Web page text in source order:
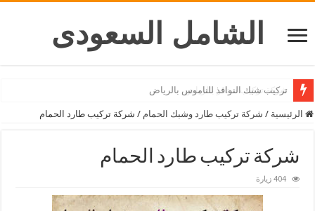
الشامل السعودى
شركة تركيب ستائر بالرياض
الرئيسية / شركة تركيب طارد وشبك الحمام / شركة تركيب طارد الحمام
شركة تركيب طارد الحمام
404 زيارة